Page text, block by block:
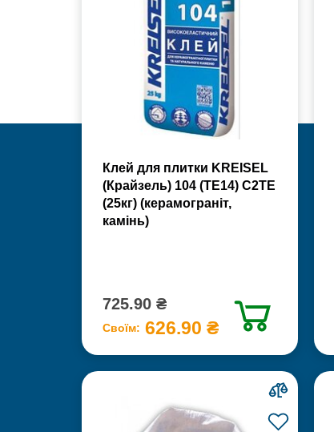
Клей для плитки KREISEL
(Крайзель) 104 (ТЕ14) С2TE
(25кг) (керамограніт,
камінь)
725.90 ₴
Своїм: 626.90 ₴